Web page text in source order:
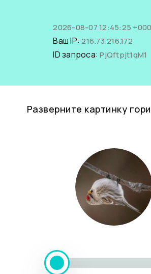
2026-08-07 12:45:25
Ваш IP:216.73.216.172
ID запроса:PjQftpjt1qM1
Разверните картинку